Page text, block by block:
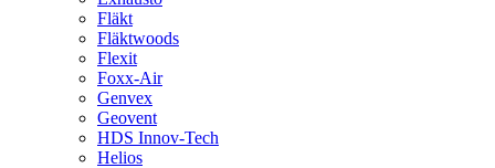
Fläkt
Fläktwoods
Flexit
Foxx-Air
Genvex
Geovent
HDS Innov-Tech
Helios